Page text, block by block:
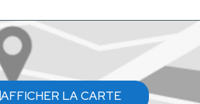
AFFICHER LA CARTE